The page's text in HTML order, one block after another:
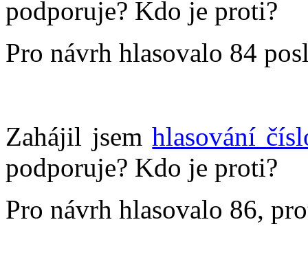
podporuje? Kdo je proti?
Pro návrh hlasovalo 84
Zahájil jsemhlasování
podporuje? Kdo je proti?
Pro návrh hlasovalo 86,